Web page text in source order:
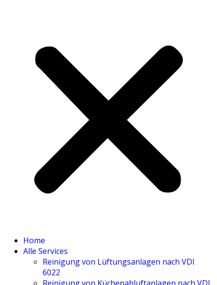
Home
Alle Ser­vices
Rei­ni­gung von Lüf­tungs­an­la­gen nach VDI
6022